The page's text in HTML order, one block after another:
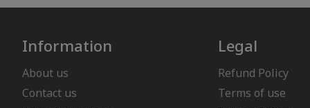
Information
About us
Contact us
Legal
Refund Policy
Terms of use